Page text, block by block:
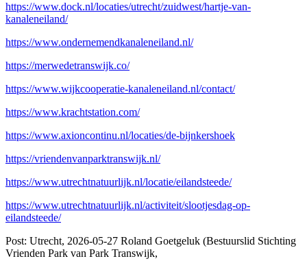
https://www.dock.nl/locaties/utrecht/zuidwest/hartje-van-
kanaleneiland/
https://www.ondernemendkanaleneiland.nl/
https://merwedetranswijk.co/
https://www.wijkcooperatie-kanaleneiland.nl/contact/
https://www.krachtstation.com/
https://www.axioncontinu.nl/locaties/de-bijnkershoek
https://vriendenvanparktranswijk.nl/
https://www.utrechtnatuurlijk.nl/locatie/eilandsteede/
https://www.utrechtnatuurlijk.nl/activiteit/slootjesdag-op-
eilandsteede/
Post: Utrecht, 2026-05-27 Roland Goetgeluk (Bestuurslid Stichting
Vrienden Park van Park Transwijk,